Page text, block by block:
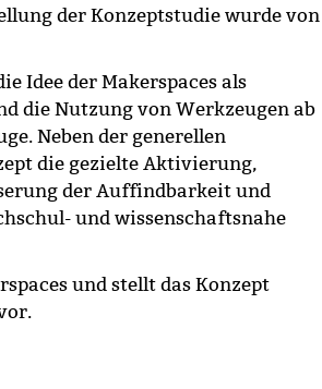
der Konzeptstudie wurde von
Idee der Makerspaces als
die Nutzung von Werkzeugen ab
Neben der generellen
die gezielte Aktivierung,
der Auffindbarkeit und
und wissenschaftsnahe
und stellt das Konzept